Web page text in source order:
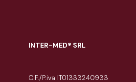
INTER-MED® SRL
C.F./P.iva IT01333240933